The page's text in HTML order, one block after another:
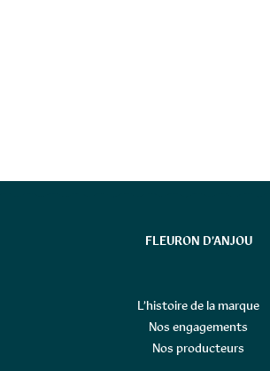
FLEURON D’ANJOU
L’histoire de la marque
Nos engagements
Nos producteurs